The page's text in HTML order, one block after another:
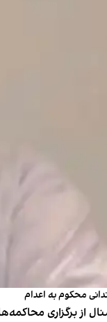
محکوم به اعدام